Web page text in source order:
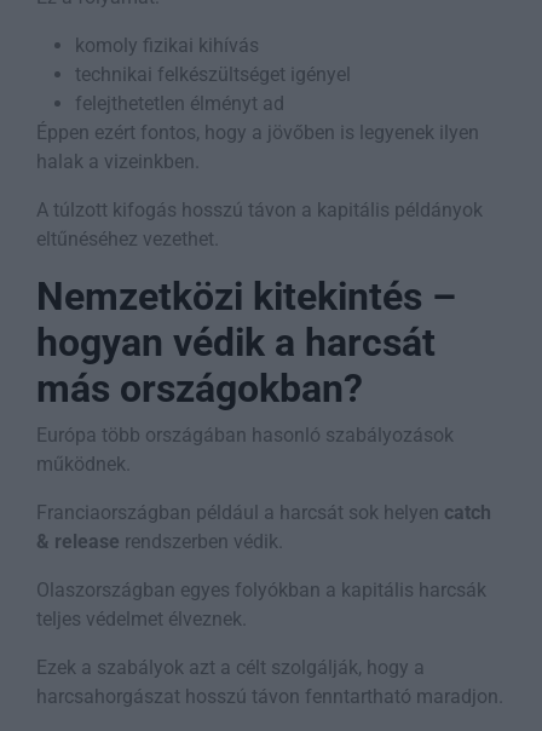
komoly fizikai kihívás
technikai felkészültséget igényel
felejthetetlen élményt ad
Éppen ezért fontos, hogy a jövőben is legyenek ilyen
halak a vizeinkben.
A túlzott kifogás hosszú távon a kapitális példányok
eltűnéséhez vezethet.
Nemzetközi kitekintés –
hogyan védik a harcsát
más országokban?
Európa több országában hasonló szabályozások
működnek.
Franciaországban például a harcsát sok helyen catch
& release rendszerben védik.
Olaszországban egyes folyókban a kapitális harcsák
teljes védelmet élveznek.
Ezek a szabályok azt a célt szolgálják, hogy a
harcsahorgászat hosszú távon fenntartható maradjon.